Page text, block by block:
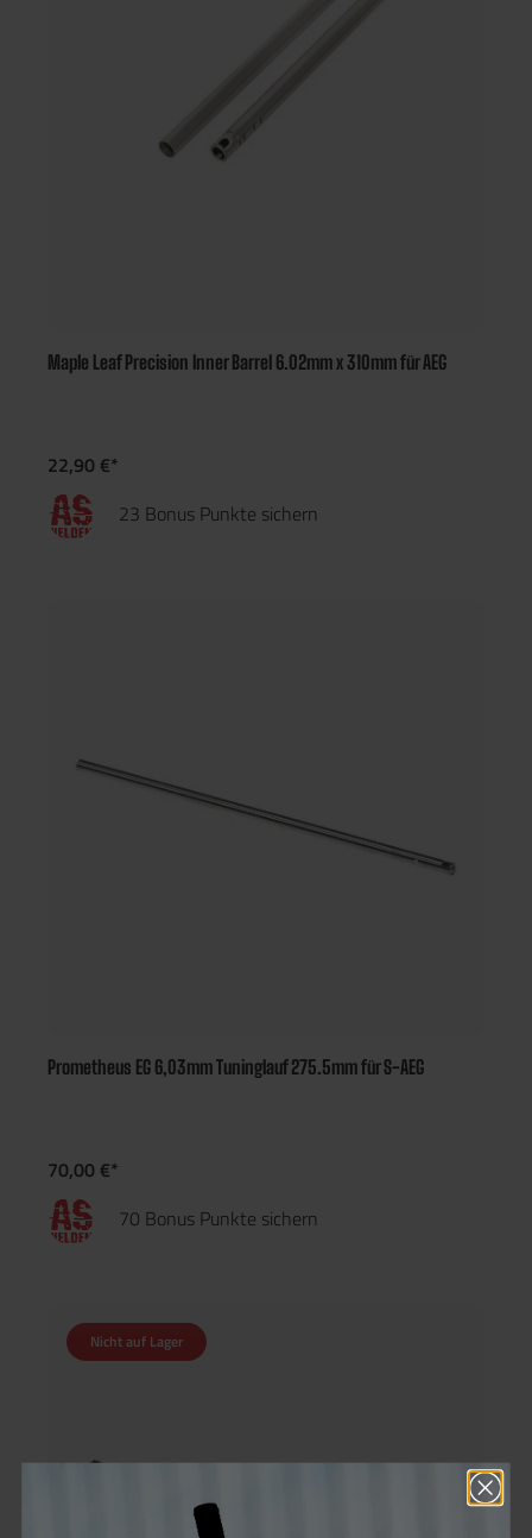
Maple Leaf Precision Inner Barrel 6.02mm x 310mm für AEG
22,90 €*
23 Bonus Punkte sichern
Prometheus EG 6,03mm Tuninglauf 275.5mm für S-AEG
70,00 €*
70 Bonus Punkte sichern
Nicht auf Lager